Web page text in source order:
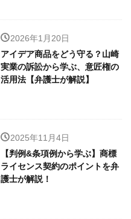
2026年1月20日
アイデア商品をどう守る？山崎
実業の訴訟から学ぶ、意匠権の
活用法【弁護士が解説】
2025年11月4日
【判例&条項例から学ぶ】商標
ライセンス契約のポイントを弁
護士が解説！